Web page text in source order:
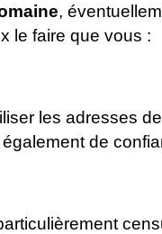
,
le faire que vous :
les adresses
de